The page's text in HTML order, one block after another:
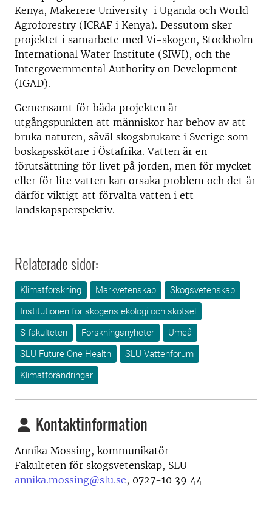
Kenya, Makerere University i Uganda och World
Agroforestry (ICRAF i Kenya). Dessutom sker
projektet i samarbete med Vi-skogen, Stockholm
International Water Institute (SIWI), och the
Intergovernmental Authority on Development
(IGAD).
Gemensamt för båda projekten är
utgångspunkten att människor har behov av att
bruka naturen, såväl skogsbrukare i Sverige som
boskapsskötare i Östafrika. Vatten är en
förutsättning för livet på jorden, men för mycket
eller för lite vatten kan orsaka problem och det är
därför viktigt att förvalta vatten i ett
landskapsperspektiv.
Relaterade sidor:
Klimatforskning Markvetenskap
Skogsvetenskap
Institutionen för skogens ekologi och skötsel
S-fakulteten
Forskningsnyheter
Umeå
SLU Future One Health
SLU Vattenforum
Klimatförändringar
Kontaktinformation
Annika Mossing, kommunikatör
Fakulteten för skogsvetenskap, SLU
annika.mossing@slu.se, 0727-10 39 44